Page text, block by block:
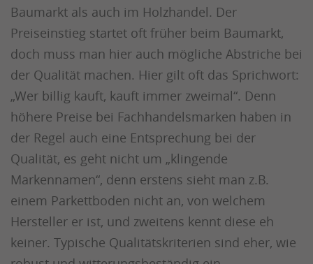
Baumarkt als auch im Holzhandel. Der
Preiseinstieg startet oft früher beim Baumarkt,
doch muss man hier auch mögliche Abstriche bei
der Qualität machen. Hier gilt oft das Sprichwort:
„Wer billig kauft, kauft immer zweimal“. Denn
höhere Preise bei Fachhandelsmarken haben in
der Regel auch eine Entsprechung bei der
Qualität, es geht nicht um „klingende
Markennamen“, denn erstens sieht man z.B.
einem Parkettboden nicht an, von welchem
Hersteller er ist, und zweitens kennt diese eh
keiner. Typische Qualitätskriterien sind eher, wie